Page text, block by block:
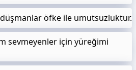
öfke ile umutsuzluktur.
sevmeyenler için yüreğimi